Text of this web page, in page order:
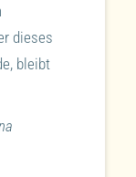
dieses
bleibt